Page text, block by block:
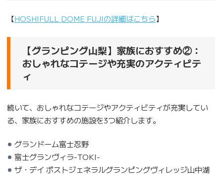
【HOSHIFULL DOME FUJIの詳細はこちら】
【グランピング山梨】家族におすすめ②：
おしゃれなコテージや充実のアクティビテ
ィ
続いて、おしゃれなコテージやアクティビティが充実してい
る、家族におすすめの施設を3つ紹介します。
グランドーム富士忍野
富士グランヴィラ-TOKI-
ザ・デイ ポストジェネラルグランピングヴィレッジ山中湖